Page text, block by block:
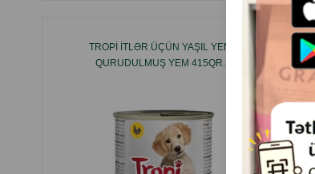
TROPI İTLƏR ÜÇÜN YAŞIL YEM
QURUDULMUŞ YEM 415QR.